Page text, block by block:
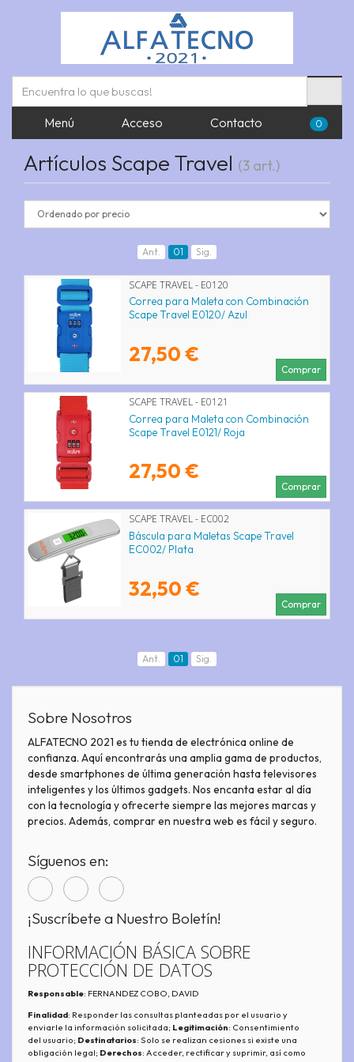
Menú Acceso Contacto 0
Artículos Scape Travel (3 art.)
Ant. 01 Sig.
SCAPE TRAVEL - E0120
Correa para Maleta con Combinación
Scape Travel E0120/ Azul
27,50 €
Comprar
SCAPE TRAVEL - E0121
Correa para Maleta con Combinación
Scape Travel E0121/ Roja
27,50 €
Comprar
SCAPE TRAVEL - EC002
Báscula para Maletas Scape Travel
EC002/ Plata
32,50 €
Comprar
Ant. 01 Sig.
Sobre Nosotros
ALFATECNO 2021 es tu tienda de electrónica online de
confianza. Aquí encontrarás una amplia gama de productos,
desde smartphones de última generación hasta televisores
inteligentes y los últimos gadgets. Nos encanta estar al día
con la tecnología y ofrecerte siempre las mejores marcas y
precios. Además, comprar en nuestra web es fácil y seguro.
Síguenos en:
¡Suscríbete a Nuestro Boletín!
INFORMACIÓN BÁSICA SOBRE
PROTECCIÓN DE DATOS
Responsable: FERNANDEZ COBO, DAVID
Finalidad: Responder las consultas planteadas por el usuario y
enviarle la información solicitada; Legitimación: Consentimiento
del usuario; Destinatarios: Solo se realizan cesiones si existe una
obligación legal; Derechos: Acceder, rectificar y suprimir, así como